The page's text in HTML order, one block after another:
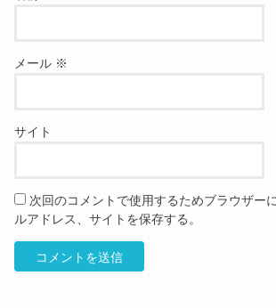
メール ※
サイト
次回のコメントで使用するためブラウザー
ルアドレス、サイトを保存する。